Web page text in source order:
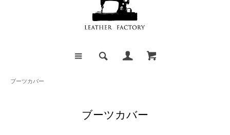
ブーツカバー
ブーツカバー